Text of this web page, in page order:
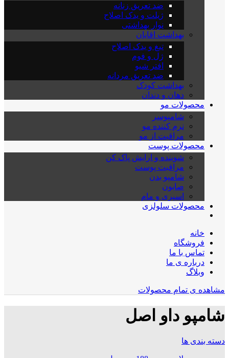
ضد تعریق زنانه
ژیلت و یدک اصلاح
نوار بهداشتی
بهداشت اقایان
تیغ و یدک اصلاح
ژل و فوم
افتر شیو
ضد تعریق مردانه
بهداشت کودک
دهان و دندان
محصولات مو
شامپوسر
نرم کننده مو
مراقبت از مو
محصولات پوست
شوینده و ارایش پاک کن
مراقبت پوست
شامپو بدن
صابون
اسپری و مام
محصولات سلولزی
خانه
فروشگاه
تماس با ما
درباره ی ما
وبلاگ
مشاهده ی تمام محصولات
شامپو داو اصل
دسته بندی ها